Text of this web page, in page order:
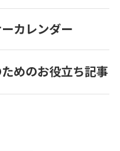
カレンダー
めのお役立ち記事